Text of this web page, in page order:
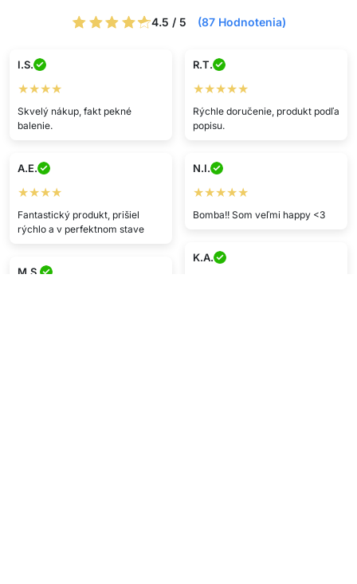
4.5 / 5 (87 Hodnotenia)
I.S.
★★★★
Skvelý nákup, fakt pekné
balenie.
R.T.
★★★★★
Rýchle doručenie, produkt podľa
popisu.
A.E.
★★★★
Fantastický produkt, prišiel
rýchlo a v perfektnom stave
N.I.
★★★★★
Bomba!! Som veľmi happy <3
K.A.
M.S.